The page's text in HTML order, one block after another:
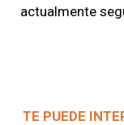
actualmente
TE PUEDE